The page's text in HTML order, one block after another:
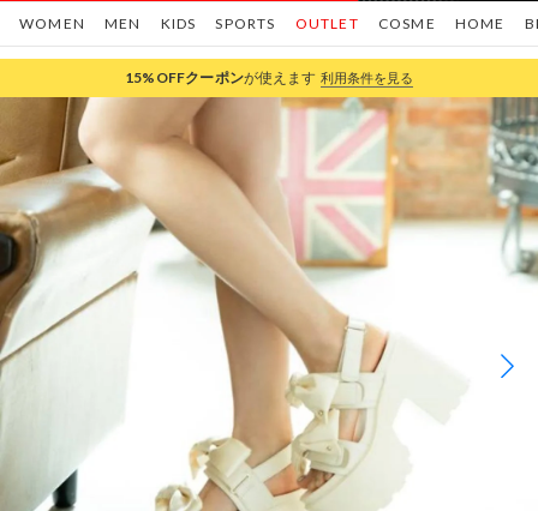
WOMEN MEN KIDS SPORTS COSME HOME
OUTLET
15%OFFクーポンが使えます 利用条件を見る